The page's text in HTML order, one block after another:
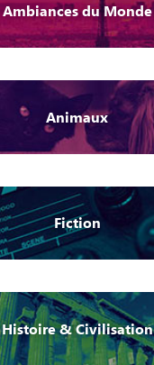
Ambiances du Monde
Animaux
Fiction
Histoire & Civilisation